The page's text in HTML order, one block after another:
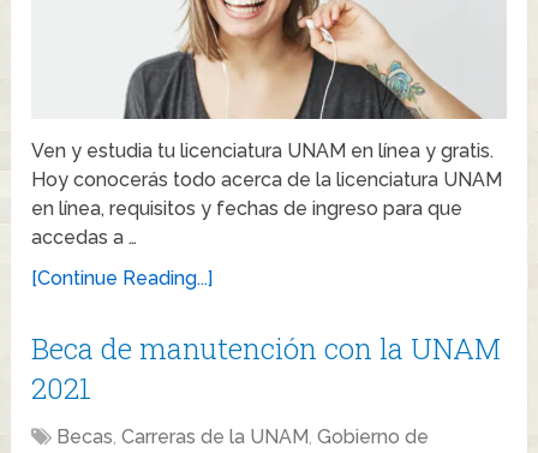
Ven y estudia tu licenciatura UNAM en línea y gratis.
Hoy conocerás todo acerca de la licenciatura UNAM
en línea, requisitos y fechas de ingreso para que
accedas a …
[Continue Reading...]
Beca de manutención con la UNAM
2021
Becas,Carreras de la UNAM,Gobierno de